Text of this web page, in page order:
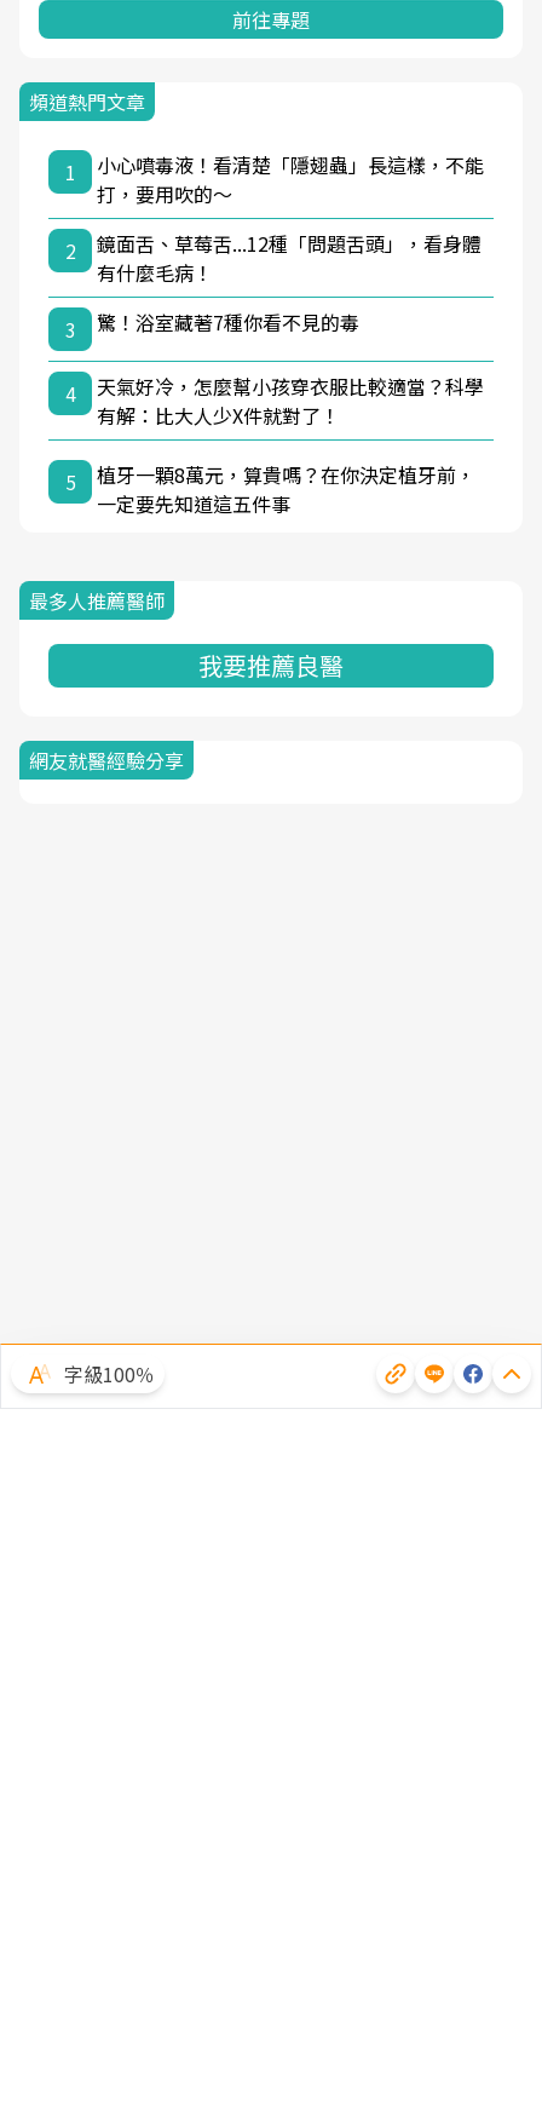
前往專題
頻道熱門文章
1
小心噴毒液！看清楚「隱翅蟲」長這樣，不能
打，要用吹的～
2
鏡面舌、草莓舌...12種「問題舌頭」，看身體
有什麼毛病！
3
驚！浴室藏著7種你看不見的毒
4
天氣好冷，怎麼幫小孩穿衣服比較適當？科學
有解：比大人少X件就對了！
5
植牙一顆8萬元，算貴嗎？在你決定植牙前，
一定要先知道這五件事
最多人推薦醫師
我要推薦良醫
網友就醫經驗分享
字級100％